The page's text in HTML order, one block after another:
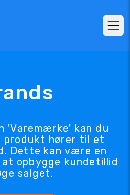
'Varemærke' kan du
produkt hører til et
Dette kan være en
opbygge kundetillid
salget.